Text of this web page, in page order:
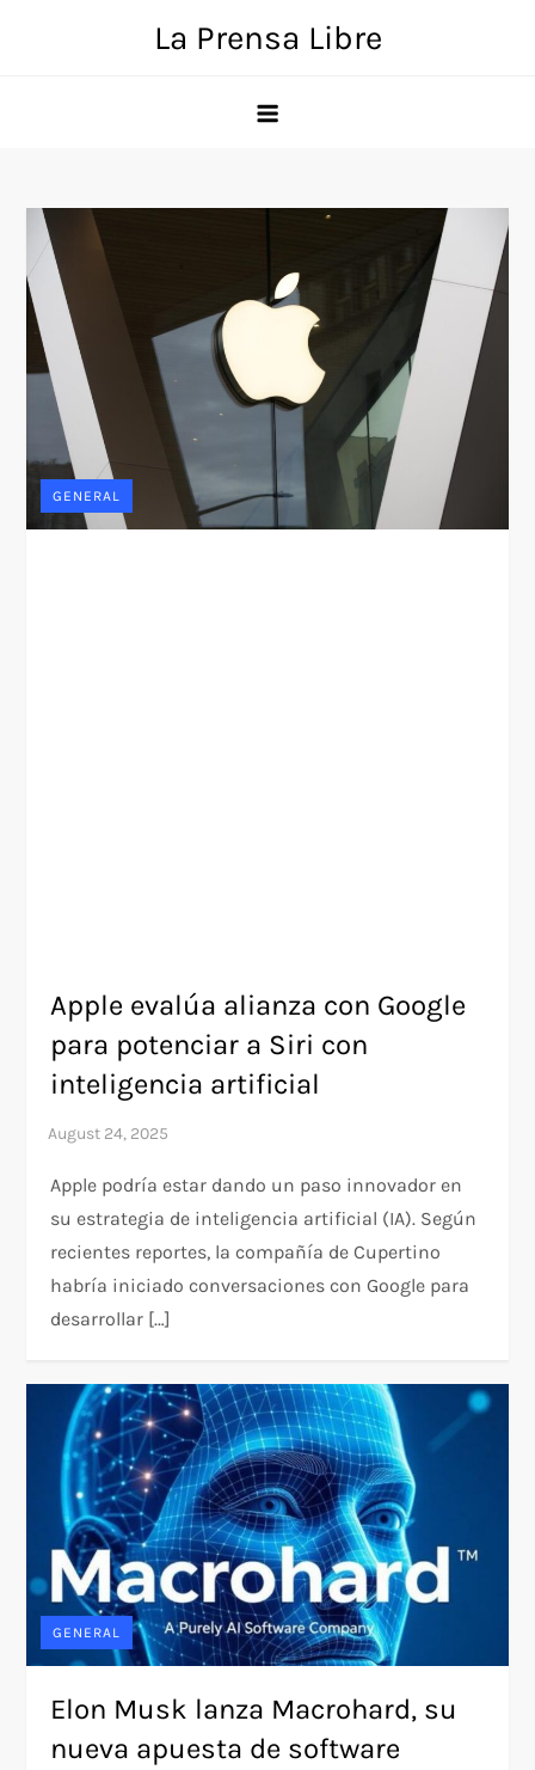
La Prensa Libre
GENERAL
Apple evalúa alianza con Google
para potenciar a Siri con
inteligencia artificial
Apple podría estar dando un paso innovador en
su estrategia de inteligencia artificial (IA). Según
recientes reportes, la compañía de Cupertino
habría iniciado conversaciones con Google para
desarrollar […]
GENERAL
Elon Musk lanza Macrohard, su
nueva apuesta de software